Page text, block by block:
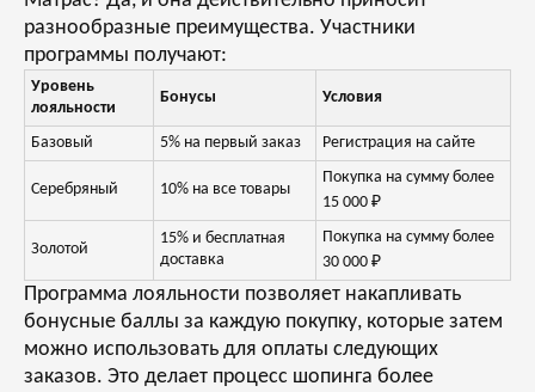
разнообразные преимущества. Участники
программы получают:
Уровень
лояльности
Бонусы Условия
Базовый 5% на первый заказ Регистрация на сайте
Серебряный 10% на все товары
Покупка на сумму более
15 000 ₽
Золотой
15% и бесплатная
доставка
Покупка на сумму более
30 000 ₽
Программа лояльности позволяет накапливать
бонусные баллы за каждую покупку, которые затем
можно использовать для оплаты следующих
заказов. Это делает процесс шопинга более